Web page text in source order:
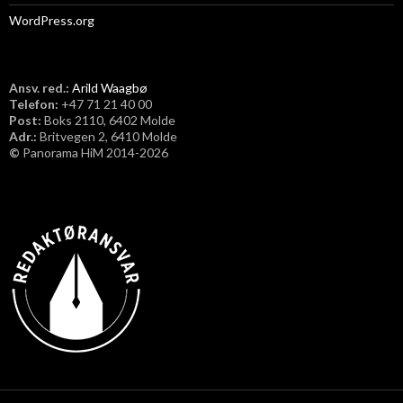
WordPress.org
Ansv. red.: Arild Waagbø
Telefon: ​+47 71 21 40 00
Post: Boks 2110, 6402 Molde
Adr.: Britvegen 2, 6410 Molde
© Panorama HiM 2014-2026